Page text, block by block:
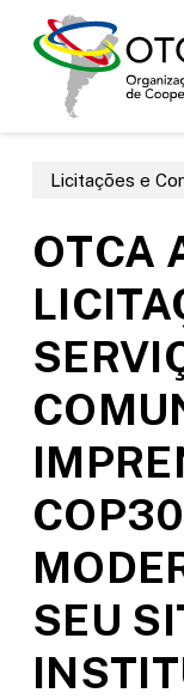
Licitações e
OTCA
SEU